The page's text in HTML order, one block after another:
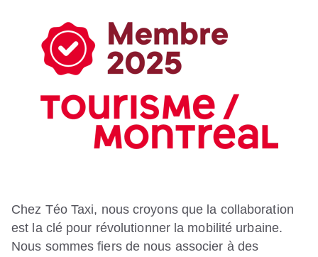
Chez Téo Taxi, nous croyons que la collaboration
est la clé pour révolutionner la mobilité urbaine.
Nous sommes fiers de nous associer à des